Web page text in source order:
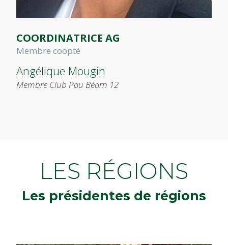
COORDINATRICE AG
Membre coopté
Angélique Mougin
Membre Club Pau Béarn 12
LES RÉGIONS
Les présidentes de régions